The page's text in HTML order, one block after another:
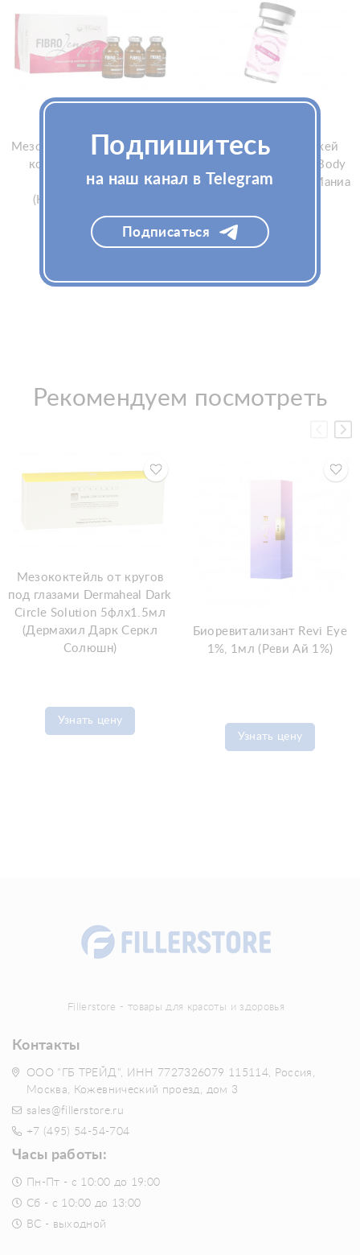
Мезококтейль по уходу за
кожей Fibrojenyx Cel
Kosmethod 20мл
(Косметход Фибро)
Гель по уходу за кожей
Eldermafill Mania Full Body
5мл (Эльдермафилл Маниа
Рекомендуем посмотреть
Мезококтейль от кругов
под глазами Dermaheal Dark
Circle Solution 5флx1.5мл
(Дермахил Дарк Серкл
Солюшн)
Узнать цену
Биоревитализант Revi Eye
1%, 1мл (Реви Ай 1%)
Узнать цену
Fillerstore - товары для красоты и здоровья
Контакты
ООО "ГБ ТРЕЙД", ИНН 7727326079 115114, Россия,
Москва, Кожевнический проезд, дом 3
sales@fillerstore.ru
+7 (495) 54-54-704
Часы работы:
Пн-Пт - с 10:00 до 19:00
Сб - с 10:00 до 13:00
ВС - выходной
Подпишитесь
на наш канал в Telegram
Подписаться